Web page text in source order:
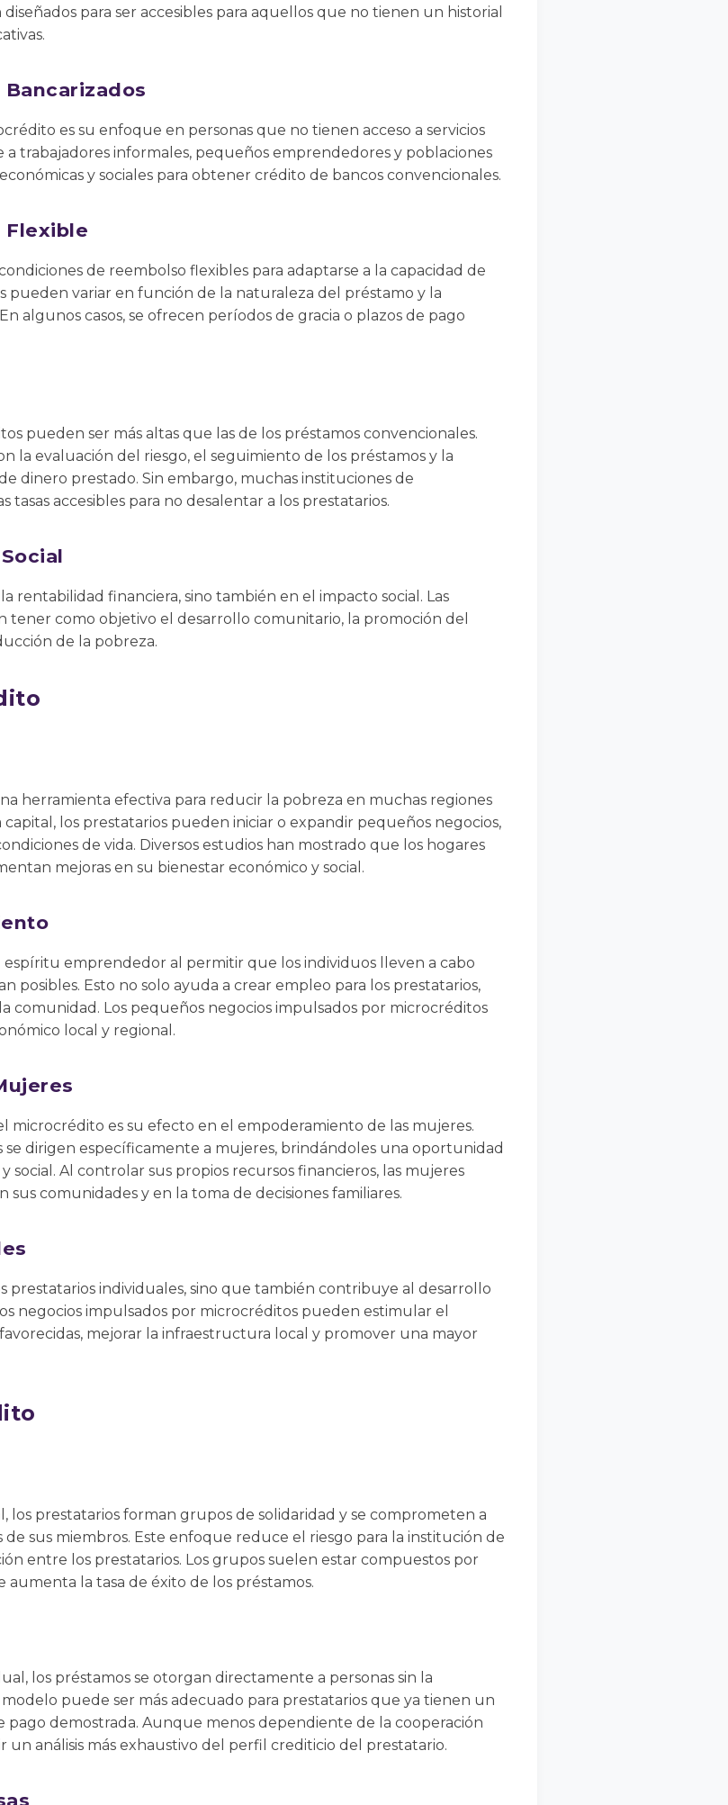
para ser accesibles para aquellos que no tienen un historial
es su enfoque en personas que no tienen acceso a servicios
a trabajadores informales, pequeños emprendedores y poblaciones
y sociales para obtener crédito de bancos convencionales.
Flexible
de reembolso flexibles para adaptarse a la capacidad de
pueden variar en función de la naturaleza del préstamo y la
algunos casos, se ofrecen períodos de gracia o plazos de pago
pueden ser más altas que las de los préstamos convencionales.
la evaluación del riesgo, el seguimiento de los préstamos y la
dinero prestado. Sin embargo, muchas instituciones de
accesibles para no desalentar a los prestatarios.
rentabilidad financiera, sino también en el impacto social. Las
tener como objetivo el desarrollo comunitario, la promoción del
de la pobreza.
herramienta efectiva para reducir la pobreza en muchas regiones
los prestatarios pueden iniciar o expandir pequeños negocios,
de vida. Diversos estudios han mostrado que los hogares
mejoras en su bienestar económico y social.
espíritu emprendedor al permitir que los individuos lleven a cabo
posibles. Esto no solo ayuda a crear empleo para los prestatarios,
comunidad. Los pequeños negocios impulsados por microcréditos
local y regional.
microcrédito es su efecto en el empoderamiento de las mujeres.
se dirigen específicamente a mujeres, brindándoles una oportunidad
social. Al controlar sus propios recursos financieros, las mujeres
comunidades y en la toma de decisiones familiares.
prestatarios individuales, sino que también contribuye al desarrollo
negocios impulsados por microcréditos pueden estimular el
mejorar la infraestructura local y promover una mayor
los prestatarios forman grupos de solidaridad y se comprometen a
sus miembros. Este enfoque reduce el riesgo para la institución de
entre los prestatarios. Los grupos suelen estar compuestos por
la tasa de éxito de los préstamos.
los préstamos se otorgan directamente a personas sin la
puede ser más adecuado para prestatarios que ya tienen un
pago demostrada. Aunque menos dependiente de la cooperación
análisis más exhaustivo del perfil crediticio del prestatario.